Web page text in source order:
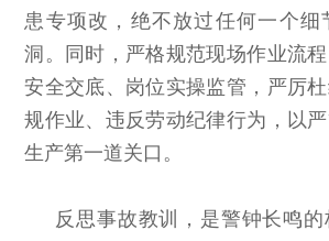
患专项改，绝不放过任何一个细
洞。同时，严格规范现场作业流
安全交底、岗位实操监管，严厉
规作业、违反劳动纪律行为，以
生产第一道关口。
反思事故教训，是警钟长鸣